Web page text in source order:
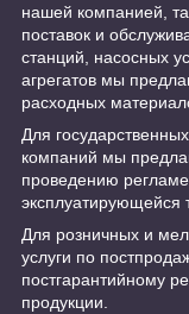
нашей компанией,
поставок и
станций, насосных
агрегатов мы
расходных
Для
компаний мы
проведению
эксплуатирующейся
Для розничных и
услуги по
постгарантийному
продукции.